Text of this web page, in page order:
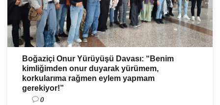
Boğaziçi Onur Yürüyüşü Davası: “Benim
kimliğimden onur duyarak yürümem,
korkularıma rağmen eylem yapmam
gerekiyor!”
0